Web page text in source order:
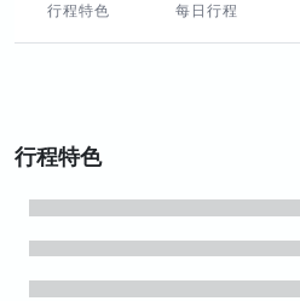
行程特色 每日行程
行程特色